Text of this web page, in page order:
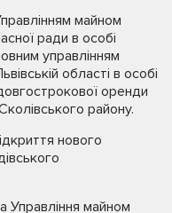
майном
ради в особі
управлінням
області в особі
оренди
району.
нового
Управління майном